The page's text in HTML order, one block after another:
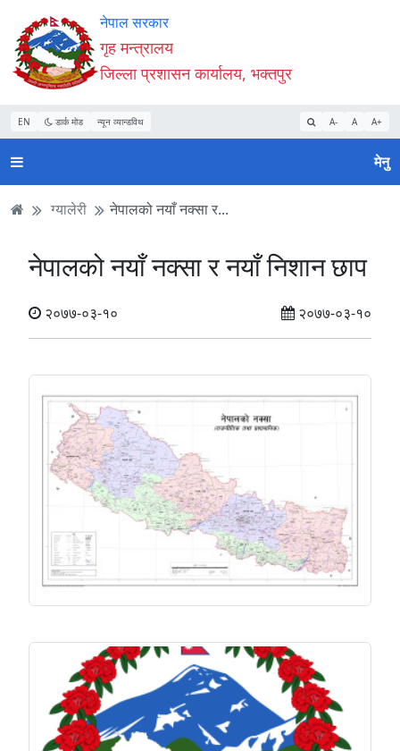
Accessibility
Mode
सुरु
गर्नुहोस्
सामाग्री
पढ्नुहाेस्
नेभिगेसन
पढ्नुहाेस्
वेबसाइट
खोजमा
जानुहोस्
नेपाल सरकार
गृह मन्त्रालय
जिल्ला प्रशासन कार्यालय, भक्तपुर
EN डार्क मोड न्यून व्यान्डविथ A- A A+
मेनु
ग्यालेरी नेपालको नयाँ नक्सा र...
नेपालको नयाँ नक्सा र नयाँ निशान छाप
२०७७-०३-१० २०७७-०३-१०